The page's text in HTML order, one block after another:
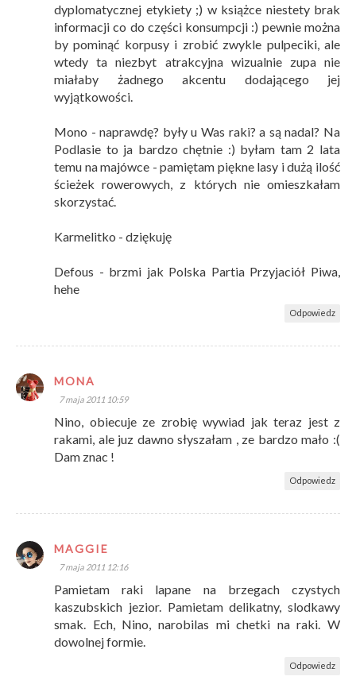
dyplomatycznej etykiety ;) w książce niestety brak
informacji co do części konsumpcji :) pewnie można
by pominąć korpusy i zrobić zwykle pulpeciki, ale
wtedy ta niezbyt atrakcyjna wizualnie zupa nie
miałaby żadnego akcentu dodającego jej
wyjątkowości.
Mono - naprawdę? były u Was raki? a są nadal? Na
Podlasie to ja bardzo chętnie :) byłam tam 2 lata
temu na majówce - pamiętam piękne lasy i dużą ilość
ścieżek rowerowych, z których nie omieszkałam
skorzystać.
Karmelitko - dziękuję
Defous - brzmi jak Polska Partia Przyjaciół Piwa,
hehe
Odpowiedz
MONA
7 maja 2011 10:59
Nino, obiecuje ze zrobię wywiad jak teraz jest z
rakami, ale juz dawno słyszałam , ze bardzo mało :(
Dam znac !
Odpowiedz
MAGGIE
7 maja 2011 12:16
Pamietam raki lapane na brzegach czystych
kaszubskich jezior. Pamietam delikatny, slodkawy
smak. Ech, Nino, narobilas mi chetki na raki. W
dowolnej formie.
Odpowiedz